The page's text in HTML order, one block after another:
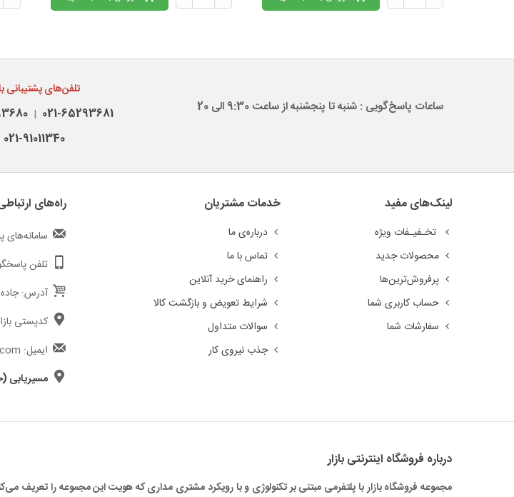
ساعات پاسخ‌گویی : شنبه تا پنجشنبه از ساعت 9:30 الی 20
تلفن‌های پشتیبانی
021-65293681
|
021-91011340
لینک‌های مفید
تخـفیـفات ویژه
محصولات جدید
پرفروش‌ترین‌ها
حساب کاربری شما
سفارشات شما
خدمات مشتریان
درباره‌ی ما
تماس با ما
راهنمای خرید آنلاین
شرایط تعویض و بازگشت کالا
سوالات متداول
جذب نیروی کار
راه‌های
سامانه‌های پیامکی:
تلفن پاسخگویی
آدرس: جاده
کدپستی بازار :
ایمیل: info@bazar-iran.com
مسیریابی
درباره‌ فروشگاه اینترنتی بازار
مجموعه فروشگاه بازار با پلتفرمی مبتنی بر تکنولوژی و با رویکرد مشتری مداری که هویت این مجموعه را